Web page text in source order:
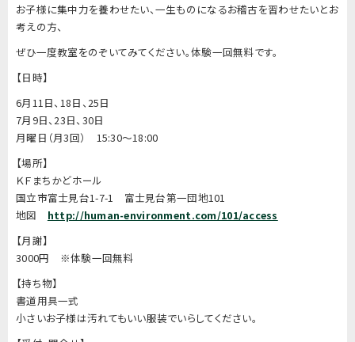
お子様に集中力を養わせたい、一生ものになるお稽古を習わせたいとお
考えの方、
ぜひ一度教室をのぞいてみてください。体験一回無料です。
【日時】
6月11日、18日、25日
7月9日、23日、30日
月曜日（月3回） 15:30～18:00
【場所】
ＫＦまちかどホール
国立市富士見台1-7-1 富士見台第一団地101
地図 http://human-environment.com/101/access
【月謝】
3000円 ※体験一回無料
【持ち物】
書道用具一式
小さいお子様は汚れてもいい服装でいらしてください。